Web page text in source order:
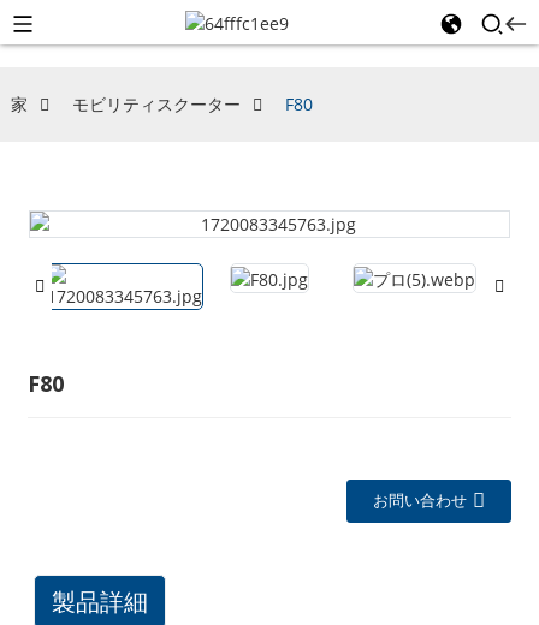
家 モビリティスクーター F80
F80
お問い合わせ
製品詳細